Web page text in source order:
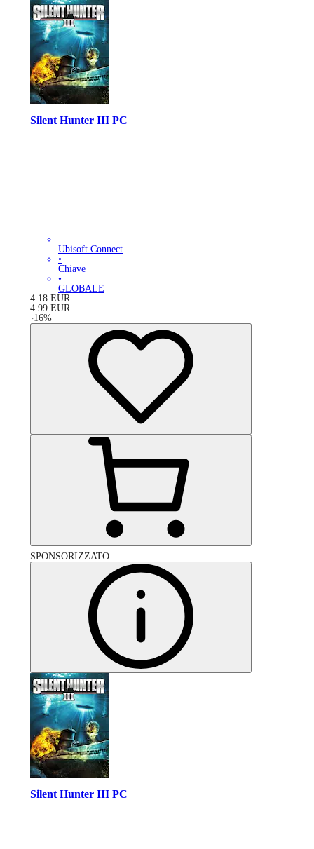
Silent Hunter III PC
Ubisoft Connect
•
Chiave
•
GLOBALE
4.18 EUR
4.99 EUR
-16%
SPONSORIZZATO
Silent Hunter III PC